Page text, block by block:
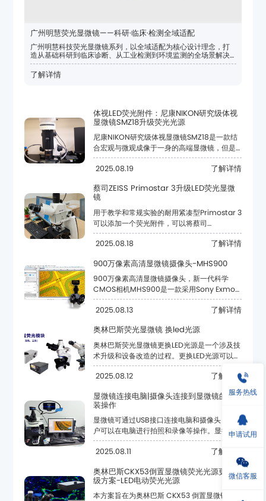
广州明慧荧光显微镜——科研·临床·检测全域适配
方案，为微观世界探索提供精准、高效、稳定的成像支持。
了解详情
显微镜SMZ18升级荧光光源
重要途径。
2025.08.19 了解详情
镜
2025.08.18 了解详情
900万像素高清显微镜摄像头-MHS900
的优点。
2025.08.13 了解详情
奥林巴斯荧光显微镜 换led光源
求。
2025.08.12 了解详情
装操作
生物学、农业等领域的研究和实验中。
2025.08.11 了解详情
级方案-LED电动荧光光源
服务热线
申请试用
微信客服